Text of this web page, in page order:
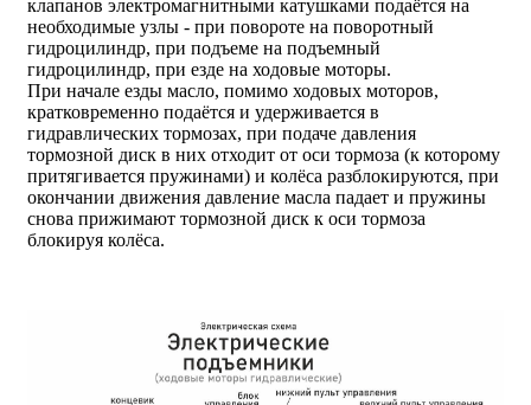
клапанов электромагнитными катушками подаётся на
необходимые узлы - при повороте на поворотный
гидроцилиндр, при подъеме на подъемный
гидроцилиндр, при езде на ходовые моторы.
При начале езды масло, помимо ходовых моторов,
кратковременно подаётся и удерживается в
гидравлических тормозах, при подаче давления
тормозной диск в них отходит от оси тормоза (к которому
притягивается пружинами) и колёса разблокируются, при
окончании движения давление масла падает и пружины
снова прижимают тормозной диск к оси тормоза
блокируя колёса.